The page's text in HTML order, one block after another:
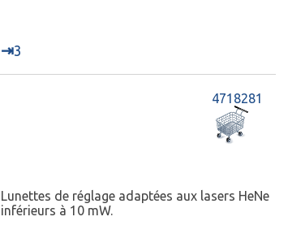
⇥3
4718281
Lunettes de réglage adaptées aux lasers HeNe
inférieurs à 10 mW.